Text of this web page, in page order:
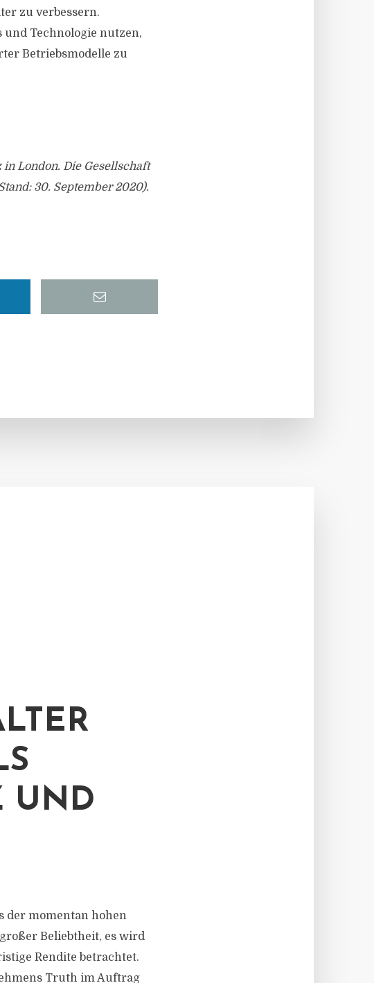
zu verbessern.
Technologie nutzen,
Betriebsmodelle zu
London. Die Gesellschaft
30. September 2020).
UND
der momentan hohen
Beliebtheit, es wird
Rendite betrachtet.
Truth im Auftrag